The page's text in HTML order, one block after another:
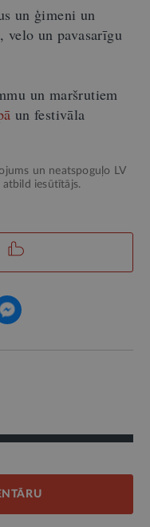
un ģimeni un
un pavasarīgu
un maršrutiem
un festivāla
un neatspoguļo LV
iesūtītājs.